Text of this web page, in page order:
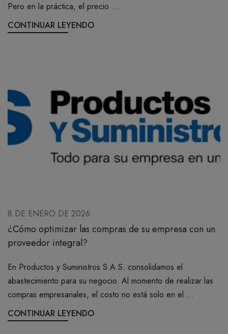
Pero en la práctica, el precio ...
CONTINUAR LEYENDO
8 DE ENERO DE 2026
¿Cómo optimizar las compras de su empresa con un
proveedor integral?
En Productos y Suministros S.A.S. consolidamos el
abastecimiento para su negocio. Al momento de realizar las
compras empresariales, el costo no está solo en el ...
CONTINUAR LEYENDO